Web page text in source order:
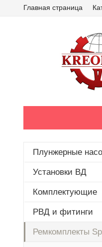
Главная страница
Плунжерные
Установки ВД
Комплектующие
РВД и фитинги
Ремкомплекты